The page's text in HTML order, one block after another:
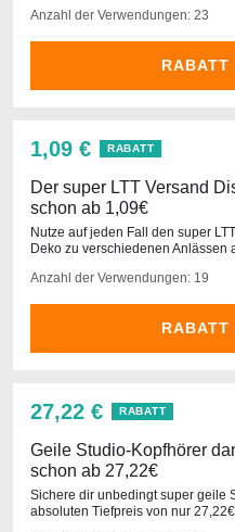
Anzahl der Verwendungen: 23
RABATT
1,09 € RABATT
Der super LTT Versand
schon ab 1,09€
Nutze auf jeden Fall den super
Deko zu verschiedenen Anlässen
Anzahl der Verwendungen: 19
RABATT
27,22 € RABATT
Geile Studio-Kopfhörer
schon ab 27,22€
Sichere dir unbedingt super geile
absoluten Tiefpreis von nur